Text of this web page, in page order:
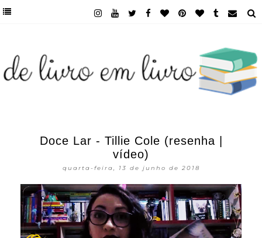
Doce Lar - Tillie Cole (resenha |
vídeo)
quarta-feira, 13 de junho de 2018